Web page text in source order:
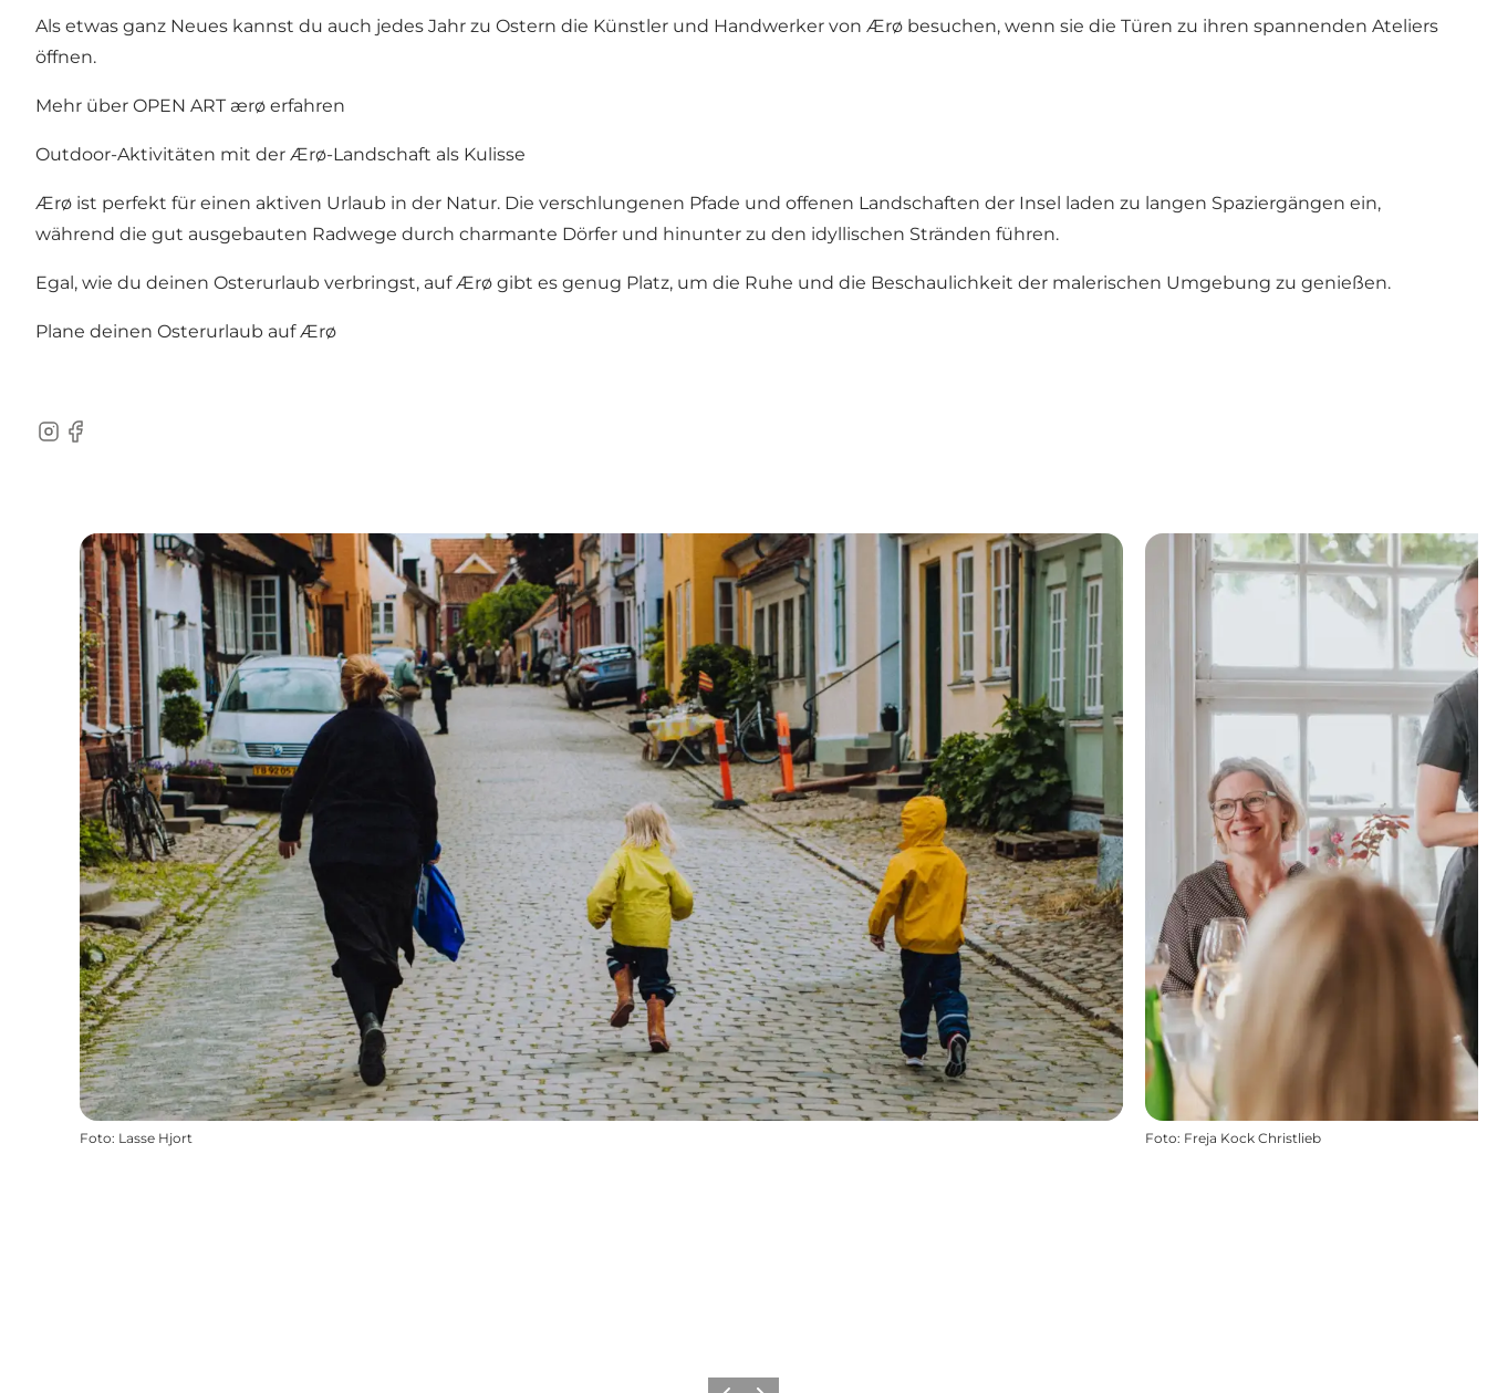
Als etwas ganz Neues kannst du auch jedes Jahr zu Ostern die Künstler und Handwerker von Ærø besuchen, wenn sie die Türen zu ihren spannenden Ateliers
öffnen.
Mehr über OPEN ART ærø erfahren
Outdoor-Aktivitäten mit der Ærø-Landschaft als Kulisse
Ærø ist perfekt für einen aktiven Urlaub in der Natur. Die verschlungenen Pfade und offenen Landschaften der Insel laden zu langen Spaziergängen ein,
während die gut ausgebauten Radwege durch charmante Dörfer und hinunter zu den idyllischen Stränden führen.
Egal, wie du deinen Osterurlaub verbringst, auf Ærø gibt es genug Platz, um die Ruhe und die Beschaulichkeit der malerischen Umgebung zu genießen.
Plane deinen Osterurlaub auf Ærø
Instagram
Facebook
Foto: Lasse Hjort Foto: Freja Kock Christlieb